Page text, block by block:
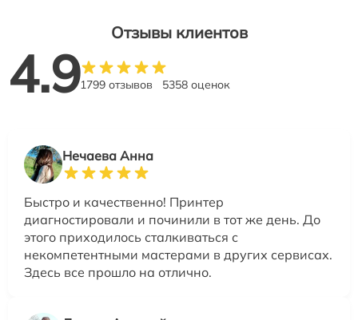
Отзывы клиентов
4.91799 отзывов 5358 оценок
Нечаева Анна
Быстро и качественно! Принтер
диагностировали и починили в тот же день. До
этого приходилось сталкиваться с
некомпетентными мастерами в других сервисах.
Здесь все прошло на отлично.